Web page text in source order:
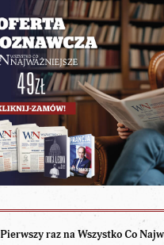
Pierwszy raz na Wszystko Co